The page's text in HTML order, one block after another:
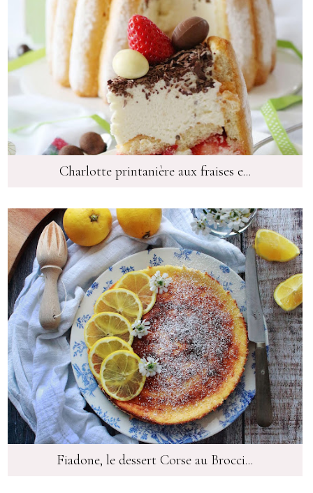
Charlotte printanière aux fraises e...
Fiadone, le dessert Corse au Brocci...